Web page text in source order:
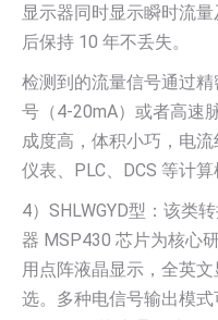
显示器同时显示瞬时流
后保持 10 年不丢失。
检测到的流量信号通过
号（4-20mA）或者高速
成度高，体积小巧，电
仪表、PLC、DCS 等计
4）SHLWGYD型：该类
器 MSP430 芯片为核心
用点阵液晶显示，全英
选。多种电信号输出模